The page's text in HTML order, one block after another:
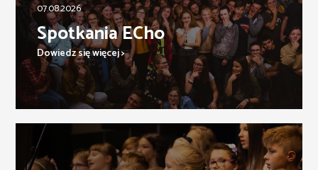
07.08.2026
Spotkania ECho
Dowiedz się więcej >